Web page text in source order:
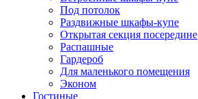
Под потолок
Раздвижные шкафы-купе
Открытая секция посередине
Распашные
Гардероб
Для маленького помещения
Эконом
Гостиные